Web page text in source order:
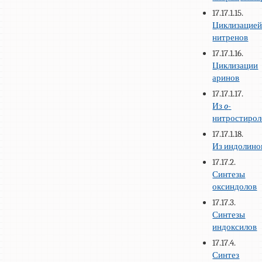
17.17.1.15.
Циклизацией
нитренов
17.17.1.16.
Циклизации
аринов
17.17.1.17.
Изo-
17.17.1.18.
Из
17.17.2.
Синтезы
оксиндолов
17.17.3.
Синтезы
индоксилов
17.17.4.
Синтез